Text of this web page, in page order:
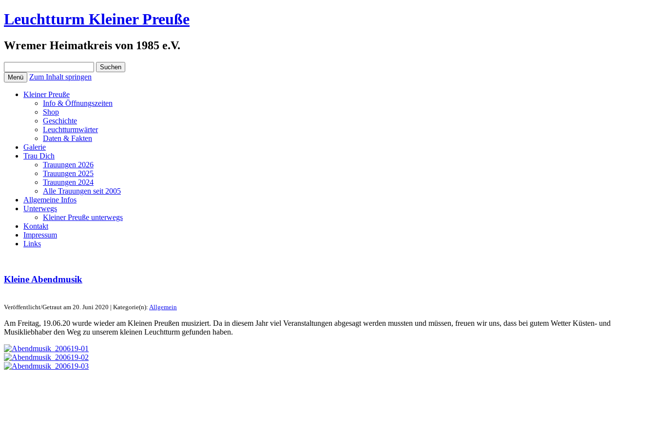
Leuchtturm Kleiner Preuße
Wremer Heimatkreis von 1985 e.V.
nach:
Menü Zum Inhalt springen
Kleiner Preuße
Info & Öffnungszeiten
Shop
Geschichte
Leuchtturmwärter
Daten & Fakten
Galerie
Trau Dich
Trauungen 2026
Trauungen 2025
Trauungen 2024
Alle Trauungen seit 2005
Allgemeine Infos
Unterwegs
Kleiner Preuße unterwegs
Kontakt
Impressum
Links
Kleine Abendmusik
Veröffentlicht/Getraut am 20. Juni 2020 | Kategorie(n): Allgemein
Am Freitag, 19.06.20 wurde wieder am Kleinen Preußen musiziert. Da in diesem Jahr viel Veranstaltungen abgesagt werden mussten und müssen, freuen wir uns, dass bei gutem Wetter Küsten- und
Musikliebhaber den Weg zu unserem kleinen Leuchtturm gefunden haben.